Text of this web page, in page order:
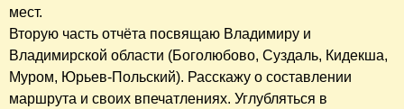
мест.
Вторую часть отчёта посвящаю Владимиру и
Владимирской области (Боголюбово, Суздаль, Кидекша,
Муром, Юрьев-Польский). Расскажу о составлении
маршрута и своих впечатлениях. Углубляться в